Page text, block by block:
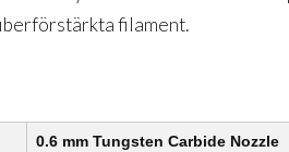
filament.
0.6 mm Tungsten Carbide Nozzle